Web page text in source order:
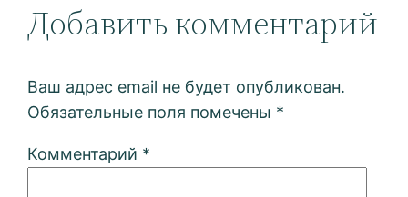
Добавить комментарий
Ваш адрес email не будет опубликован.
Обязательные поля помечены *
Комментарий *